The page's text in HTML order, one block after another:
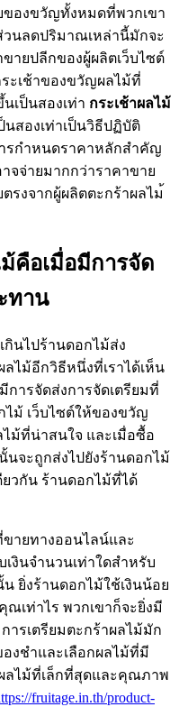
องขวัญทั้งหมดที่พวกเขา
นลดปริมาณเหล่านี้มักจะ
ขายปลีกของผู้ผลิตเว็บไซต์
ะเช้าของขวัญผลไม้ที่
เป็นสองเท่า กระเช้าผลไม้
สองเท่าเป็นวิธีปฏิบัติ
รกำหนดราคาหลักสำคัญ
จจ่ายมากกว่าราคาขาย
รงจากผู้ผลิตตะกร้าผลไม้
คือเมื่อมีการจัด
ทาน
กินไปร้านดอกไม้ส่ง
ไม้อีกวิธีหนึ่งที่เราได้เห็น
ารจัดส่งการจัดเตรียมที่
ไม้ เว็บไซต์ให้ของขวัญ
ม้ที่น่าสนใจ และเมื่อซื้อ
นจะถูกส่งไปยังร้านดอกไม้
วกัน ร้านดอกไม้ที่ได้
ขายทางออนไลน์และ
เงินจำนวนเท่าใดสำหรับ
ยิ่งร้านดอกไม้ใช้เงินน้อย
เท่าไร พวกเขาก็จะยิ่งมี
ารเตรียมตะกร้าผลไม้มัก
งชำและเลือกผลไม้ที่มี
ไม้ที่เล็กที่สุดและคุณภาพ
fruitage.in.th/product-